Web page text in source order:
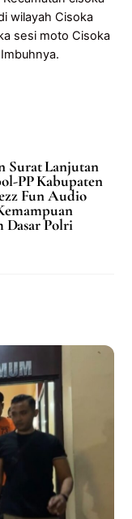
wilayah Cisoka
sesi moto Cisoka
Surat Lanjutan
PP Kabupaten
Fun Audio
Dasar Polri